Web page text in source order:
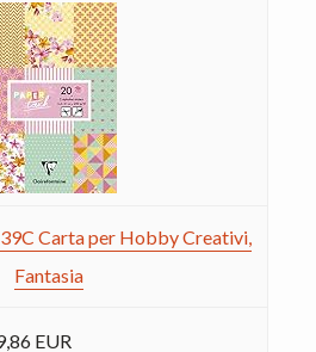
Carta per Hobby Creativi,
Fantasia
EUR